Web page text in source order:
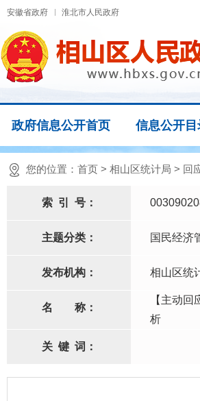
安徽省政府 淮北市人民政府
政府信息公开首页 信息公开目
您的位置： 首页 > 相山区统计局 > 回
索 引 号：
主题分类： 国民经济
发布机构： 相山区统
名 称：
【主动
析
关 键 词：